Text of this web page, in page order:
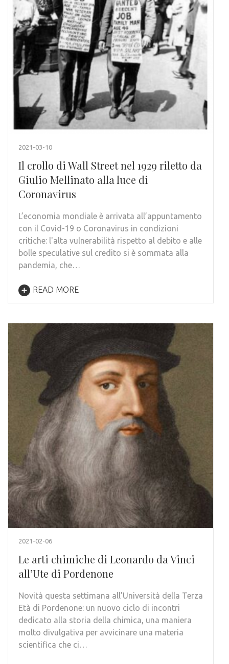
2021-03-10
Il crollo di Wall Street nel 1929 riletto da
Giulio Mellinato alla luce di
Coronavirus
L’economia mondiale è arrivata all’appuntamento
con il Covid-19 o Coronavirus in condizioni
critiche: l'alta vulnerabilità rispetto al debito e alle
bolle speculative sul credito si è sommata alla
pandemia, che…
READ MORE
2021-02-06
Le arti chimiche di Leonardo da Vinci
all’Ute di Pordenone
Novità questa settimana all’Università della Terza
Età di Pordenone: un nuovo ciclo di incontri
dedicato alla storia della chimica, una maniera
molto divulgativa per avvicinare una materia
scientifica che ci…